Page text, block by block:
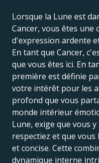
Lorsque la Lune est
Cancer, vous êtes une
d'expression ardente
En tant que Cancer,
que vous êtes ici. En
première est définie
votre intérêt pour les
profond que vous
monde intérieur
Lune, exige que vous
respectiez et que vous
et concise. Cette
dynamique interne